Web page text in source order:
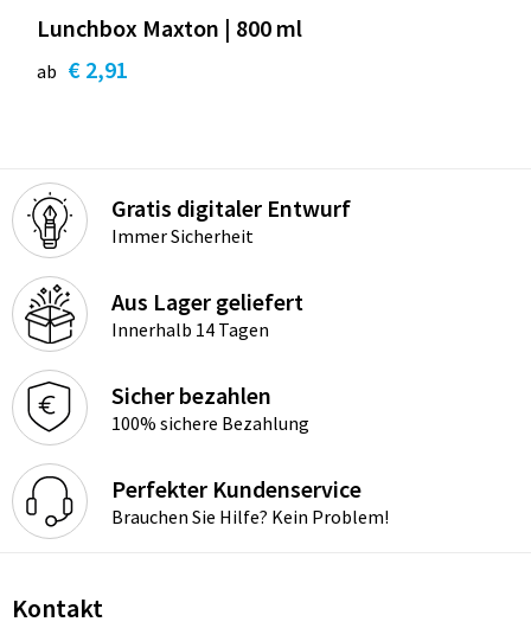
Lunchbox Maxton | 800 ml
ab € 2,91
Gratis digitaler Entwurf
Immer Sicherheit
Aus Lager geliefert
Innerhalb 14 Tagen
Sicher bezahlen
100% sichere Bezahlung
Perfekter Kundenservice
Brauchen Sie Hilfe? Kein Problem!
Kontakt